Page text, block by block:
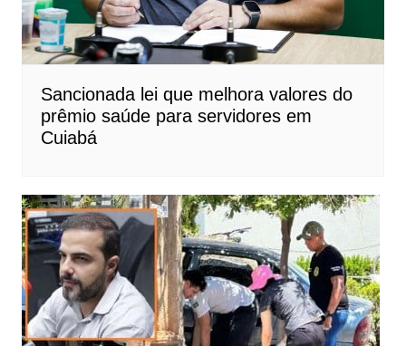
Sancionada lei que melhora valores do
prêmio saúde para servidores em
Cuiabá